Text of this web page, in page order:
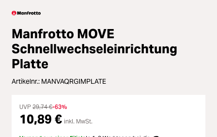
Loading...Zubehör
Loading...Licht & Studio
Loading...Bildbearbeitung
Loading...Ferngläser
Second Hand
Manfrotto MOVE
Schnellwechseleinrichtung
Platte
Artikelnr.: MANVAQRGIMPLATE
UVP 29,74 €-63%
10,89 € inkl. MwSt.